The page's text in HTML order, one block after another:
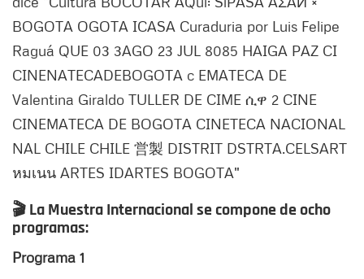
🎬La Muestra Internacional se compone de ocho
programas:
Programa 1